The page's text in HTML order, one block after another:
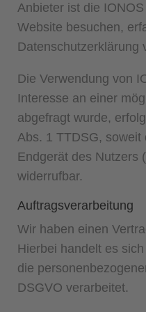
Anbieter ist die
Website besuchen,
Datenschutzerklärung
Die Verwendung von
Interesse an einer
abgefragt wurde,
Abs. 1 TTDSG,
Endgerät des Nutzers
widerrufbar.
Auftragsverarbeitung
Wir haben einen
Hierbei handelt es
die
DSGVO verarbeitet.